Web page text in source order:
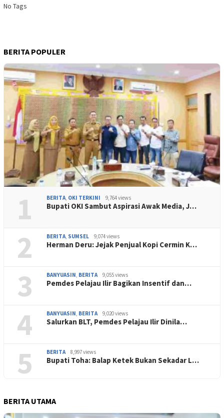
No Tags
BERITA POPULER
1 BERITA, OKI TERKINI 9,764 views
Bupati OKI Sambut Aspirasi Awak Media, J…
2 BERITA, SUMSEL 9,074 views
Herman Deru: Jejak Penjual Kopi Cermin K…
3 BANYUASIN, BERITA 9,055 views
Pemdes Pelajau Ilir Bagikan Insentif dan…
4 BANYUASIN, BERITA 9,020 views
Salurkan BLT, Pemdes Pelajau Ilir Dinila…
5 BERITA 8,997 views
Bupati Toha: Balap Ketek Bukan Sekadar L…
BERITA UTAMA